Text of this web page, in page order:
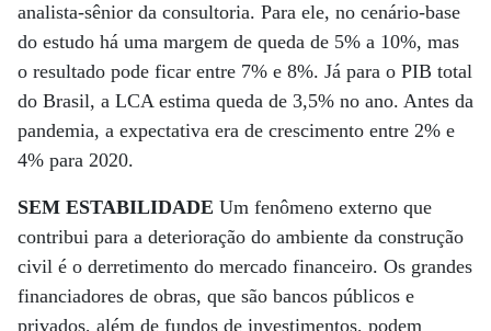
analista-sênior da consultoria. Para ele, no cenário-base
do estudo há uma margem de queda de 5% a 10%, mas
o resultado pode ficar entre 7% e 8%. Já para o PIB total
do Brasil, a LCA estima queda de 3,5% no ano. Antes da
pandemia, a expectativa era de crescimento entre 2% e
4% para 2020.
SEM ESTABILIDADE Um fenômeno externo que
contribui para a deterioração do ambiente da construção
civil é o derretimento do mercado financeiro. Os grandes
financiadores de obras, que são bancos públicos e
privados, além de fundos de investimentos, podem